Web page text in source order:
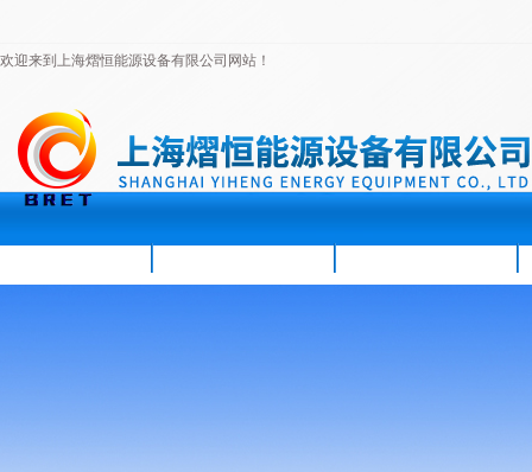
欢迎来到上海熠恒能源设备有限公司网站！